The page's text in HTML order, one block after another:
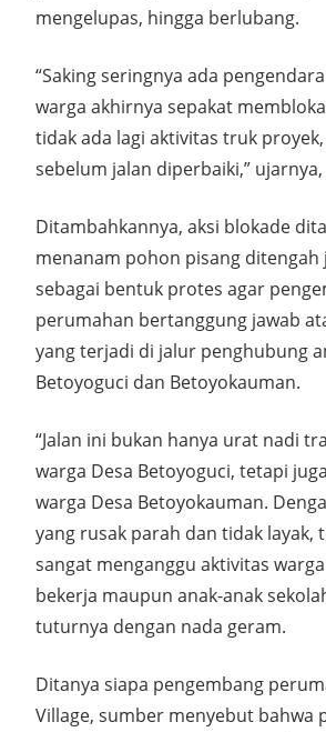
mengelupas, hingga berlubang.
“Saking seringnya ada
warga akhirnya sepakat
tidak ada lagi aktivitas truk
sebelum jalan diperbaiki,”
Ditambahkannya, aksi blokade
menanam pohon pisang ditengah
sebagai bentuk protes agar
perumahan bertanggung jawab
yang terjadi di jalur penghubung
Betoyoguci dan Betoyokauman.
“Jalan ini bukan hanya urat nadi
warga Desa Betoyoguci, tetapi
warga Desa Betoyokauman.
yang rusak parah dan tidak layak,
sangat menganggu aktivitas
bekerja maupun anak-anak
tuturnya dengan nada geram.
Ditanya siapa pengembang
Village, sumber menyebut bahwa